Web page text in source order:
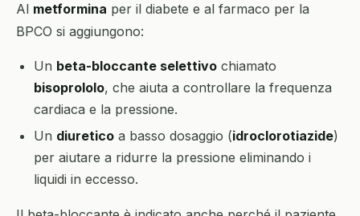
Al metformina per il diabete e al farmaco per la
BPCO si aggiungono:
Un beta-bloccante selettivo chiamato
bisoprololo, che aiuta a controllare la frequenza
cardiaca e la pressione.
Un diuretico a basso dosaggio (idroclorotiazide)
per aiutare a ridurre la pressione eliminando i
liquidi in eccesso.